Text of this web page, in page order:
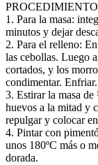
1. Para la masa:
minutos y dejar
2. Para el relleno:
las cebollas. Luego
cortados, y los
condimentar. Enfriar.
3. Estirar la masa
huevos a la mitad y
repulgar y colocar
4. Pintar con
unos 180ºC más o
dorada.